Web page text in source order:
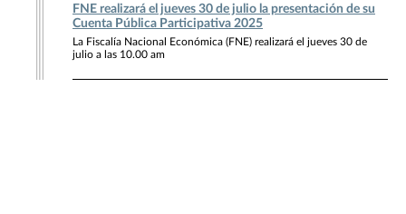
FNE realizará el jueves 30 de julio la presentación de su
Cuenta Pública Participativa 2025
La Fiscalía Nacional Económica (FNE) realizará el jueves 30 de
julio a las 10.00 am